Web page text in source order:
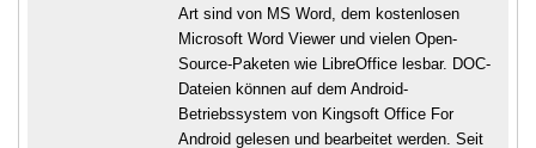
Art sind von MS Word, dem kostenlosen
Microsoft Word Viewer und vielen Open-
Source-Paketen wie LibreOffice lesbar. DOC-
Dateien können auf dem Android-
Betriebssystem von Kingsoft Office For
Android gelesen und bearbeitet werden. Seit